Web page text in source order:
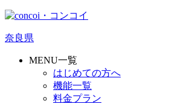
奈良県
MENU一覧
はじめての方へ
機能一覧
料金プラン